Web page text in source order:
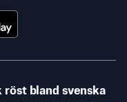
röst bland svenska